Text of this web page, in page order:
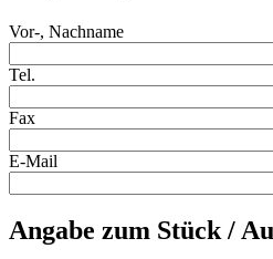
Vor-, Nachname
Tel.
Fax
E-Mail
Angabe zum Stück /